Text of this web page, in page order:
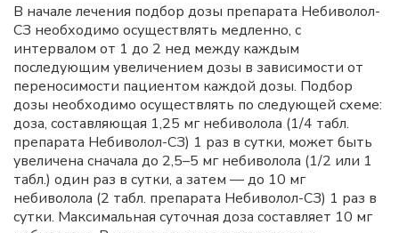
В начале лечения подбор дозы препарата Небиволол-
СЗ необходимо осуществлять медленно, с
интервалом от 1 до 2 нед между каждым
последующим увеличением дозы в зависимости от
переносимости пациентом каждой дозы. Подбор
дозы необходимо осуществлять по следующей схеме:
доза, составляющая 1,25 мг небиволола (1/4 табл.
препарата Небиволол-СЗ) 1 раз в сутки, может быть
увеличена сначала до 2,5–5 мг небиволола (1/2 или 1
табл.) один раз в сутки, а затем — до 10 мг
небиволола (2 табл. препарата Небиволол-СЗ) 1 раз в
сутки. Максимальная суточная доза составляет 10 мг